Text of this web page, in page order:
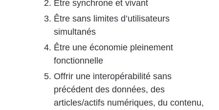
Être synchrone et vivant
Être sans limites d’utilisateurs
simultanés
Être une économie pleinement
fonctionnelle
Offrir une interopérabilité sans
précédent des données, des
articles/actifs numériques, du contenu,